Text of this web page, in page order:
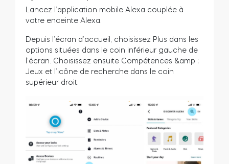
Tedee Dry Contact
Acheter
Lancez l’application mobile Alexa couplée à
votre enceinte Alexa.
Depuis l’écran d’accueil, choisissez Plus dans les
options situées dans le coin inférieur gauche de
l’écran. Choisissez ensuite Compétences &amp ;
Jeux et l’icône de recherche dans le coin
supérieur droit.